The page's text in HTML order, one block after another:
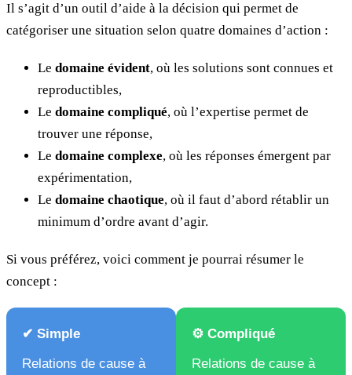
Il s’agit d’un outil d’aide à la décision qui permet de
catégoriser une situation selon quatre domaines d’action :
Le domaine évident, où les solutions sont connues et
reproductibles,
Le domaine compliqué, où l’expertise permet de
trouver une réponse,
Le domaine complexe, où les réponses émergent par
expérimentation,
Le domaine chaotique, où il faut d’abord rétablir un
minimum d’ordre avant d’agir.
Si vous préférez, voici comment je pourrai résumer le
concept :
✔ Simple
Relations de cause à
⚙️ Compliqué
Relations de cause à